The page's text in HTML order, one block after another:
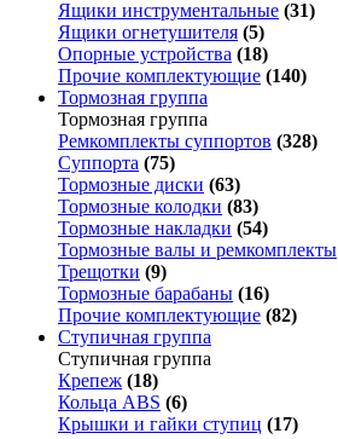
Ящики инструментальные (31)
Ящики огнетушителя (5)
Опорные устройства (18)
Прочие комплектующие (140)
Тормозная группа
Тормозная группа
Ремкомплекты суппортов (328)
Суппорта (75)
Тормозные диски (63)
Тормозные колодки (83)
Тормозные накладки (54)
Тормозные валы и ремкомплекты
Трещотки (9)
Тормозные барабаны (16)
Прочие комплектующие (82)
Ступичная группа
Ступичная группа
Крепеж (18)
Кольца ABS (6)
Крышки и гайки ступиц (17)